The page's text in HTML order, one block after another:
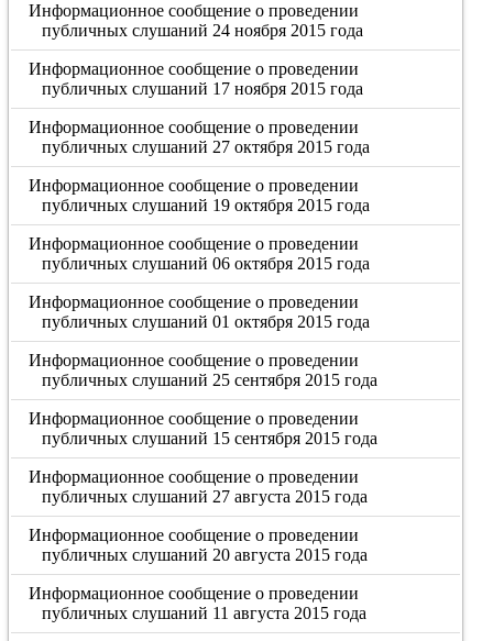
Информационное сообщение о проведении
публичных слушаний 24 ноября 2015 года
Информационное сообщение о проведении
публичных слушаний 17 ноября 2015 года
Информационное сообщение о проведении
публичных слушаний 27 октября 2015 года
Информационное сообщение о проведении
публичных слушаний 19 октября 2015 года
Информационное сообщение о проведении
публичных слушаний 06 октября 2015 года
Информационное сообщение о проведении
публичных слушаний 01 октября 2015 года
Информационное сообщение о проведении
публичных слушаний 25 сентября 2015 года
Информационное сообщение о проведении
публичных слушаний 15 сентября 2015 года
Информационное сообщение о проведении
публичных слушаний 27 августа 2015 года
Информационное сообщение о проведении
публичных слушаний 20 августа 2015 года
Информационное сообщение о проведении
публичных слушаний 11 августа 2015 года